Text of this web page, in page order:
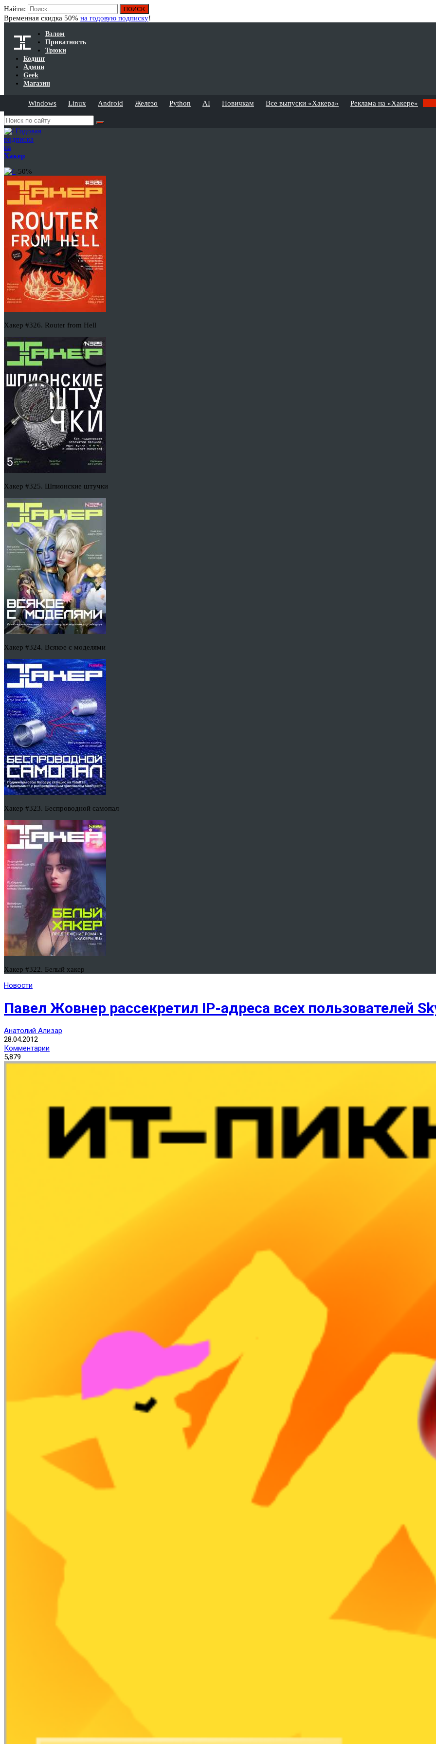
Найти:
Временная скидка 50% на годовую подписку!
Взлом
Приватность
Трюки
Кодинг
Админ
Geek
Магазин
Windows Linux Android Железо Python AI Новичкам Все выпуски «Хакера» Реклама на «Хакере»
Годовая
подписка
на
Хакер
-50%
Хакер #326. Router from Hell
Хакер #325. Шпионские штучки
Хакер #324. Всякое с моделями
Хакер #323. Беспроводной самопал
Хакер #322. Белый хакер
Новости
Павел Жовнер рассекретил IP-адреса всех пользователей
Анатолий Ализар
28.04.2012
Комментарии
5,879